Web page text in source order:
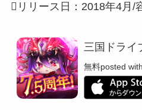
リリース日：2018年4月/
三国ドライ
無料posted with